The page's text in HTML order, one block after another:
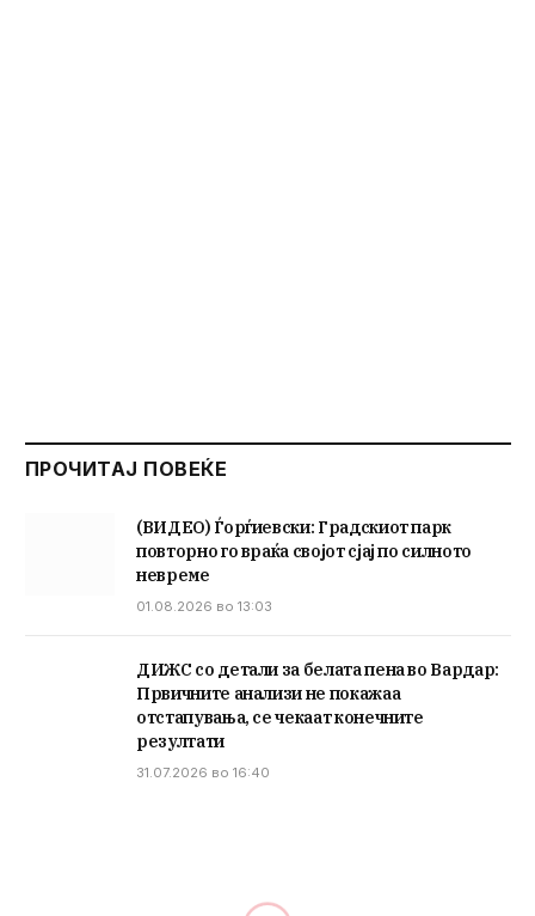
ПРОЧИТАЈ ПОВЕЌЕ
(ВИДЕО) Ѓорѓиевски: Градскиот парк
повторно го враќа својот сјај по силното
невреме
01.08.2026 во 13:03
ДИЖС со детали за белата пена во Вардар:
Првичните анализи не покажаа
отстапувања, се чекаат конечните
резултати
31.07.2026 во 16:40